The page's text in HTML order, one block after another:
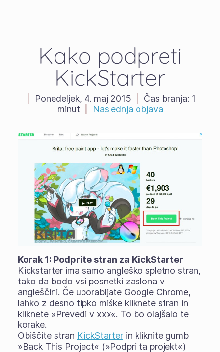
Kako podpreti
KickStarter
Ponedeljek, 4. maj 2015 Čas branja: 1
minut
Naslednja objava
Korak 1: Podprite stran za KickStarter
Kickstarter ima samo angleško spletno stran,
tako da bodo vsi posnetki zaslona v
angleščini. Če uporabljate Google Chrome,
lahko z desno tipko miške kliknete stran in
kliknete »Prevedi v xxx«. To bo olajšalo te
korake.
Obiščite stran KickStarterin kliknite gumb
»Back This Project« (»Podpri ta projekt«)